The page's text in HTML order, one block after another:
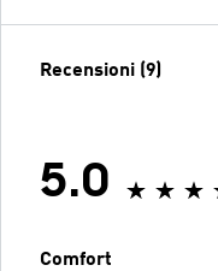
Recensioni (9)
5.0
Comfort